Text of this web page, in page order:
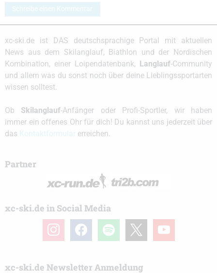
Schreibe einen Kommentar
xc-ski.de ist DAS deutschsprachige Portal mit aktuellen
News aus dem Skilanglauf, Biathlon und der Nordischen
Kombination, einer Loipendatenbank,
Langlauf-Community
und allem was du sonst noch über deine Lieblingssportarten
wissen solltest.
Ob Skilanglauf-Anfänger oder Profi-Sportler, wir haben
immer ein offenes Ohr für dich! Du kannst uns jederzeit über
das
erreichen.
Partner
xc-ski.de in Social Media
instagramfacebook spotify youtube
xc-ski.de Newsletter Anmeldung